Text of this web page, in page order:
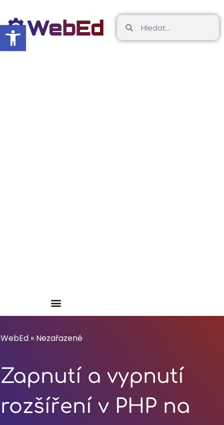
Open toolbar
WebEd » Nezařazené
Zapnutí a vypnutí
rozšíření v PHP na